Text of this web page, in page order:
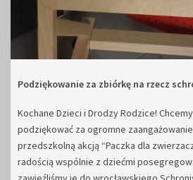
Podziękowanie za zbiórkę na rzecz
Kochane Dzieci i Drodzy Rodzice!
podziękować za ogromne
przedszkolną akcją “Paczka dla
radością wspólnie z dziećmi